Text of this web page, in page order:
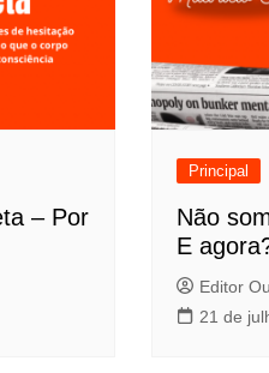
– Por
Principal
Não
E
Editor
21 de